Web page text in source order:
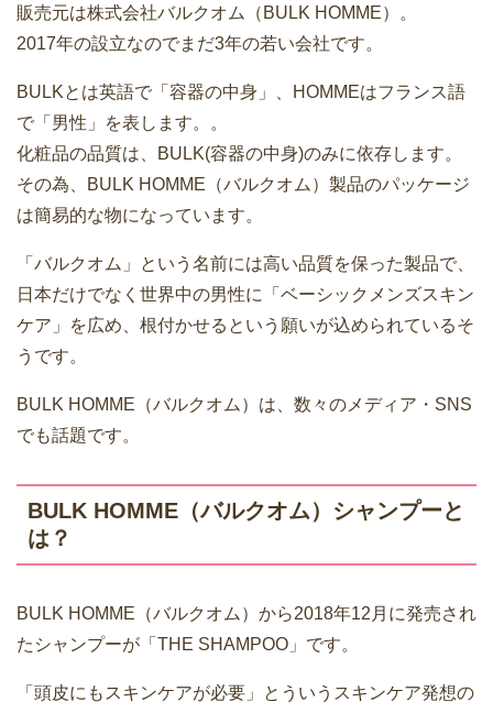
販売元は株式会社バルクオム（BULK HOMME）。
2017年の設立なのでまだ3年の若い会社です。
BULKとは英語で「容器の中身」、HOMMEはフランス語
で「男性」を表します。。
化粧品の品質は、BULK(容器の中身)のみに依存します。
その為、BULK HOMME（バルクオム）製品のパッケージ
は簡易的な物になっています。
「バルクオム」という名前には高い品質を保った製品で、
日本だけでなく世界中の男性に「ベーシックメンズスキン
ケア」を広め、根付かせるという願いが込められているそ
うです。
BULK HOMME（バルクオム）は、数々のメディア・SNS
でも話題です。
BULK HOMME（バルクオム）シャンプーと
は？
BULK HOMME（バルクオム）から2018年12月に発売され
たシャンプーが「THE SHAMPOO」です。
「頭皮にもスキンケアが必要」とういうスキンケア発想の